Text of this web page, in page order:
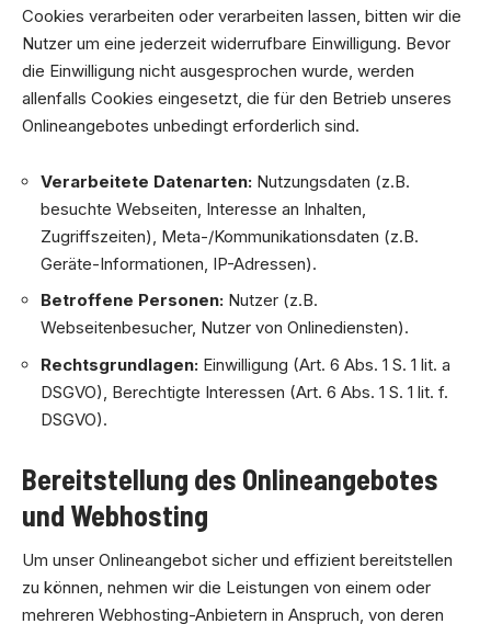
Cookies verarbeiten oder verarbeiten lassen, bitten wir die
Nutzer um eine jederzeit widerrufbare Einwilligung. Bevor
die Einwilligung nicht ausgesprochen wurde, werden
allenfalls Cookies eingesetzt, die für den Betrieb unseres
Onlineangebotes unbedingt erforderlich sind.
Verarbeitete Datenarten: Nutzungsdaten (z.B.
besuchte Webseiten, Interesse an Inhalten,
Zugriffszeiten), Meta-/Kommunikationsdaten (z.B.
Geräte-Informationen, IP-Adressen).
Betroffene Personen: Nutzer (z.B.
Webseitenbesucher, Nutzer von Onlinediensten).
Rechtsgrundlagen: Einwilligung (Art. 6 Abs. 1 S. 1 lit. a
DSGVO), Berechtigte Interessen (Art. 6 Abs. 1 S. 1 lit. f.
DSGVO).
Bereitstellung des Onlineangebotes
und Webhosting
Um unser Onlineangebot sicher und effizient bereitstellen
zu können, nehmen wir die Leistungen von einem oder
mehreren Webhosting-Anbietern in Anspruch, von deren